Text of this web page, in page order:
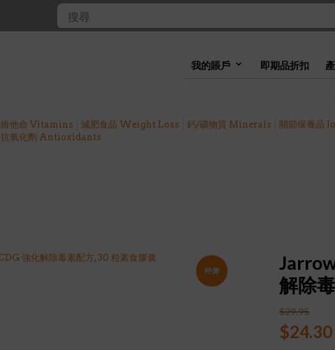
我的賬戶 即期品折扣
維他命 Vitamins 減肥食品 Weight Loss 鈣/礦物質 Minerals 關節保養品
抗氧化劑 Antioxidants
特價!
解除
$29.95
Original
$24.30